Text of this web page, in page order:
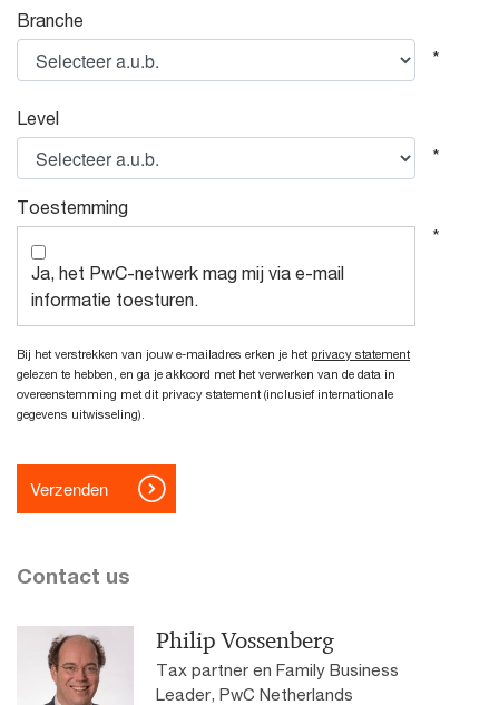
Contact us
Philip Vossenberg
Tax partner en Family Business
Leader, PwC Netherlands